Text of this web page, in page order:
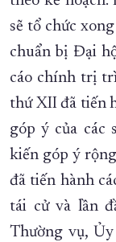
sẽ tổ chức
chuẩn bị Đại
cáo chính trị
thứ XII đã tiến
góp ý của các
kiến góp ý
đã tiến hành
tái cử và lần
Thường vụ,